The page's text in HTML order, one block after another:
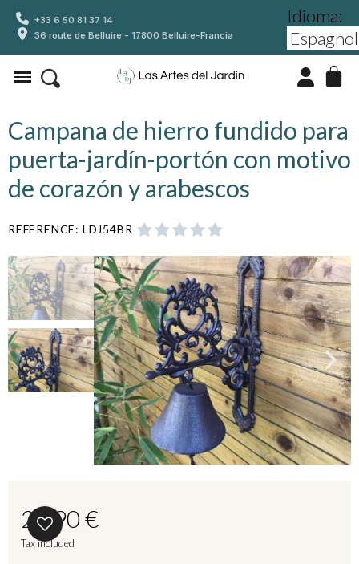
+33 6 50 81 37 14
36 route de Belluire - 17800 Belluire-Francia
Idioma:
Campana de hierro fundido para
puerta-jardín-portón con motivo
de corazón y arabescos
REFERENCE LDJ54BR     
27,90 €
Tax included